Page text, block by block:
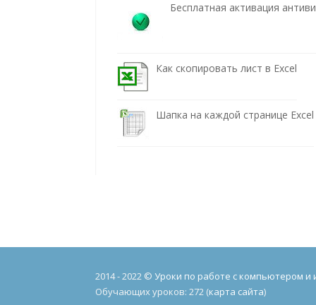
Бесплатная активация
Как скопировать лист в Excel
Шапка на каждой странице Excel
2014 - 2022 © Уроки по работе с компьютером и
Обучающих уроков: 272 (карта сайта)